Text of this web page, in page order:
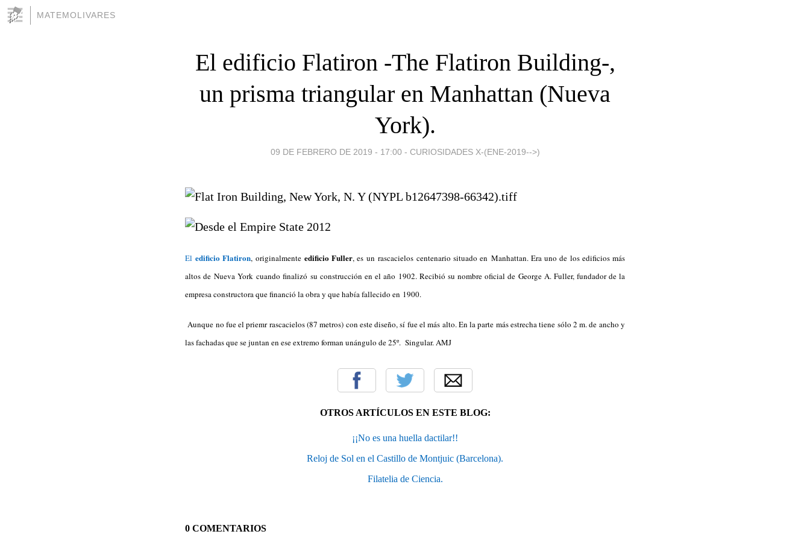
MATEMOLIVARES
El edificio Flatiron -The Flatiron Building-,
un prisma triangular en Manhattan (Nueva
York).
09 DE FEBRERO DE 2019 - 17:00 - CURIOSIDADES X-(ENE-2019-->)
Eledificio Flatiron, originalmente edificio Fuller, es un rascacielos centenario situado en Manhattan. Era uno de los edificios más
altos de Nueva York cuando finalizó su construcción en el año 1902. Recibió su nombre oficial de George A. Fuller, fundador de la
empresa constructora que financió la obra y que había fallecido en 1900.
Aunque no fue el priemr rascacielos (87 metros) con este diseño, sí fue el más alto. En la parte más estrecha tiene sólo 2 m. de ancho y
las fachadas que se juntan en ese extremo forman unángulo de 25º. Singular. AMJ
OTROS ARTÍCULOS EN ESTE BLOG:
¡¡No es una huella dactilar!!
Reloj de Sol en el Castillo de Montjuic (Barcelona).
Filatelia de Ciencia.
0 COMENTARIOS